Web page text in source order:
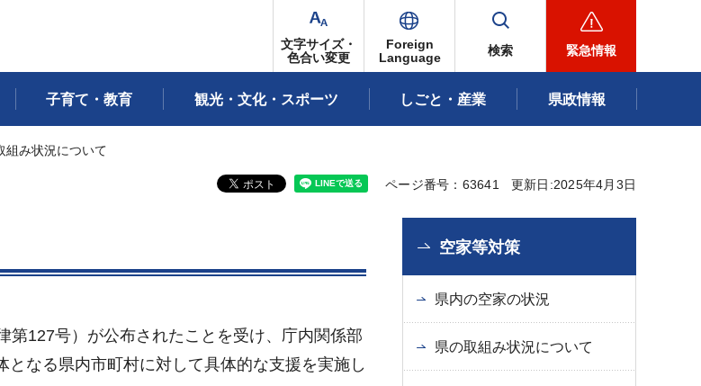
文字サイズ・
色合い変更
Foreign
Language
検索 緊急情報
子育て・教育 観光・文化・スポーツ しごと・産業 県政情報
組み状況について
ページ番号：63641 更新日:2025年4月3日
第127号）が公布されたことを受け、庁内関係部
なる県内市町村に対して具体的な支援を実施し
空家等対策
県内の空家の状況
県の取組み状況について